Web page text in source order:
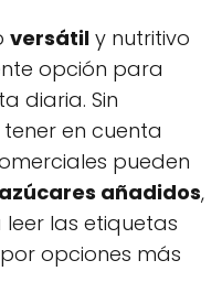
versátil y nutritivo
opción para
diaria. Sin
tener en cuenta
pueden
azúcares añadidos,
las etiquetas
opciones más